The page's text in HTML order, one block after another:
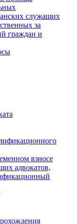
служащих
за
граждан и
взносе
адвокатов,